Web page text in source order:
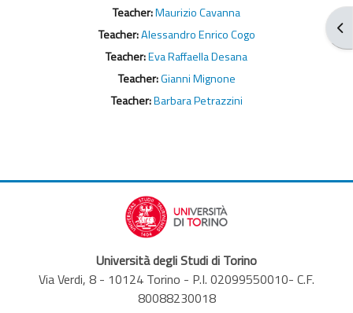
Teacher:Maurizio Cavanna
Teacher:Alessandro Enrico Cogo
Teacher:Eva Raffaella Desana
Teacher:Gianni Mignone
Teacher:Barbara Petrazzini
Università degli Studi di Torino
Via Verdi, 8 - 10124 Torino - P.I. 02099550010- C.F.
80088230018